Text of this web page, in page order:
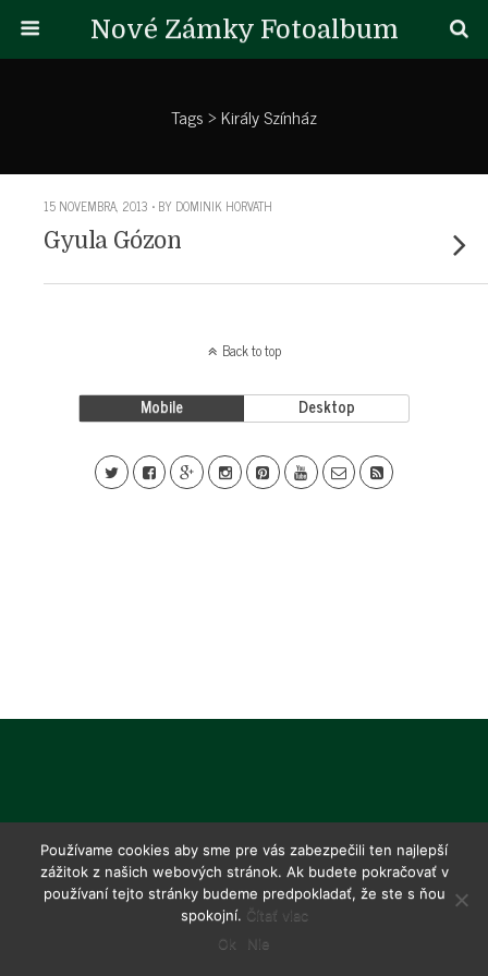
Nové Zámky Fotoalbum
Tags › Király Színház
15 NOVEMBRA, 2013 • BY DOMINIK HORVATH
Gyula Gózon
Back to top
Mobile Desktop
Používame cookies aby sme pre vás zabezpečili ten najlepší
zážitok z našich webových stránok. Ak budete pokračovať v
používaní tejto stránky budeme predpokladať, že ste s ňou
spokojní. Čítať viac
Ok
Nie